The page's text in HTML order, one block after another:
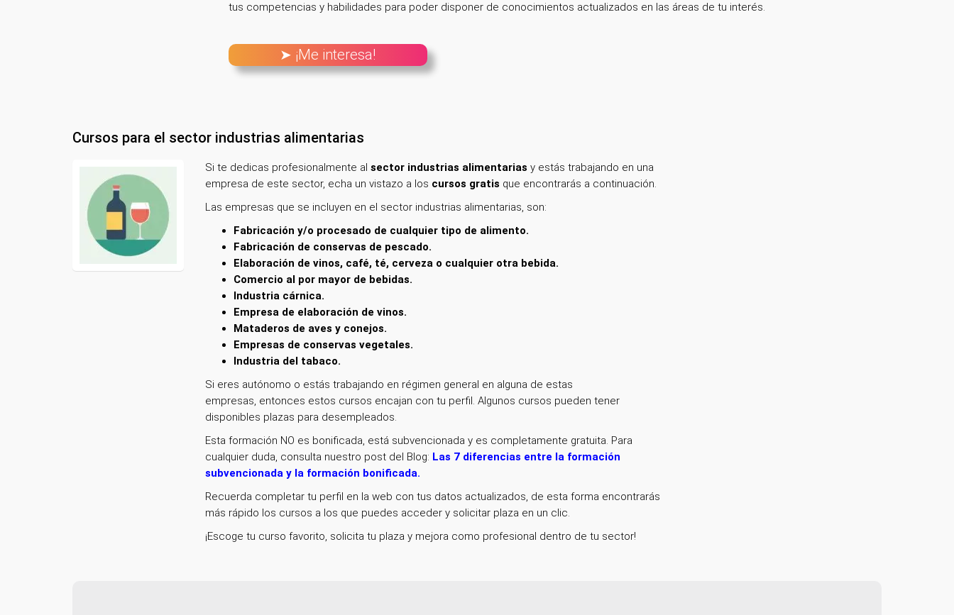
tus competencias y habilidades para poder disponer de conocimientos actualizados en las áreas de tu interés.
➤ ¡Me interesa!
Cursos para el sector industrias alimentarias
Si te dedicas profesionalmente al sector industrias alimentarias y estás trabajando en una
empresa de este sector, echa un vistazo a los cursos gratis que encontrarás a continuación.
Las empresas que se incluyen en el sector industrias alimentarias, son:
Fabricación y/o procesado de cualquier tipo de alimento.
Fabricación de conservas de pescado.
Elaboración de vinos, café, té, cerveza o cualquier otra bebida.
Comercio al por mayor de bebidas.
Industria cárnica.
Empresa de elaboración de vinos.
Mataderos de aves y conejos.
Empresas de conservas vegetales.
Industria del tabaco.
Si eres autónomo o estás trabajando en régimen general en alguna de estas
empresas, entonces estos cursos encajan con tu perfil. Algunos cursos pueden tener
disponibles plazas para desempleados.
Esta formación NO es bonificada, está subvencionada y es completamente gratuita. Para
cualquier duda, consulta nuestro post del Blog: Las 7 diferencias entre la formación
subvencionada y la formación bonificada.
Recuerda completar tu perfil en la web con tus datos actualizados, de esta forma encontrarás
más rápido los cursos a los que puedes acceder y solicitar plaza en un clic.
¡Escoge tu curso favorito, solicita tu plaza y mejora como profesional dentro de tu sector!